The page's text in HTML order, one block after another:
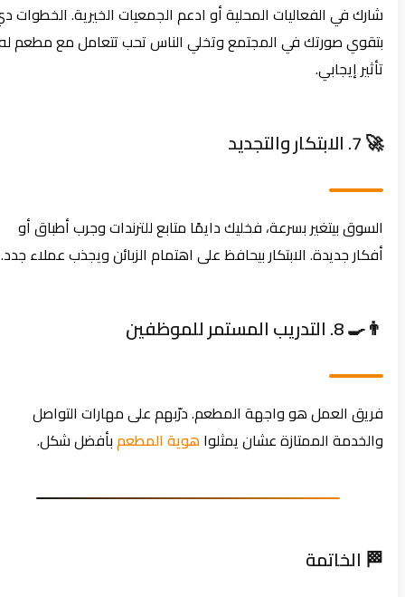
شارك في الفعاليات المحلية أو ادعم الجمعيات الخيرية. الخطوات دي
بتقوي صورتك في المجتمع وتخلي الناس تحب تتعامل مع مطعم له
تأثير إيجابي.
🚀 7. الابتكار والتجديد
السوق بيتغير بسرعة، فخليك دايمًا متابع للترندات وجرب أطباق أو
أفكار جديدة. الابتكار بيحافظ على اهتمام الزبائن ويجذب عملاء جدد.
👨‍🍳 8. التدريب المستمر للموظفين
فريق العمل هو واجهة المطعم. درّبهم على مهارات التواصل
والخدمة الممتازة عشان يمثلواهوية المطعمبأفضل شكل.
🏁 الخاتمة